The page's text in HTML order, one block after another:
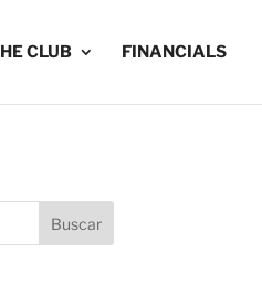
CLUB FINANCIALS